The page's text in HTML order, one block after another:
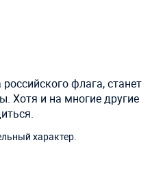
флага, станет
Хотя и на многие другие
характер.